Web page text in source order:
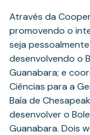
Através da
promovendo o
seja
desenvolvendo o
Guanabara; e
Ciências para a
Baía de
desenvolver o
Guanabara. Dois